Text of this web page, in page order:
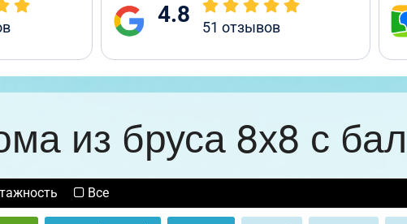
4.8 51 отзывов
из бруса 8х8 с
Все